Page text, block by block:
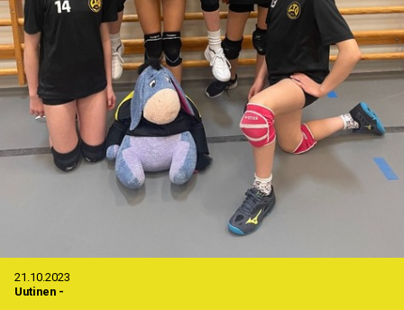
21.10.2023
Uutinen -